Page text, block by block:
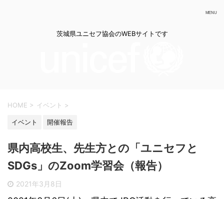
茨城県ユニセフ協会のWEBサイトです
HOME > イベント >
イベント 開催報告
県内高校生、先生方との「ユニセフと
SDGs」のZoom学習会（報告）
2021年3月8日